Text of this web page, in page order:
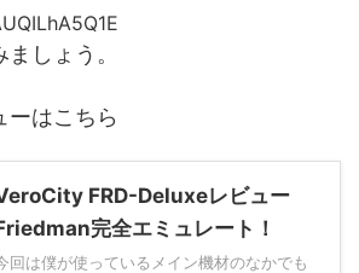
しょう。
ーはこちら
FRD-Deluxeレビュー
完全エミュレート！
回は僕が使っているメイン機材のなかでも